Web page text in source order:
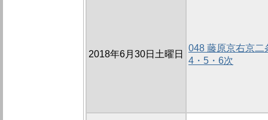
2018年6月30日土曜日
048 藤原京右京二
4・5・6次